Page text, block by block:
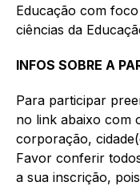
Educação com
ciências da
INFOS SOBRE A
Para participar
no link abaixo com
corporação,
Favor conferir
a sua inscrição,